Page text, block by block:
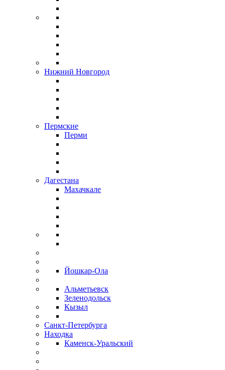
Нижний Новгород
Пермские
Перми
Дагестана
Махачкале
Йошкар-Ола
Альметьевск
Зеленодольск
Кызыл
Санкт-Петербурга
Находка
Каменск-Уральский